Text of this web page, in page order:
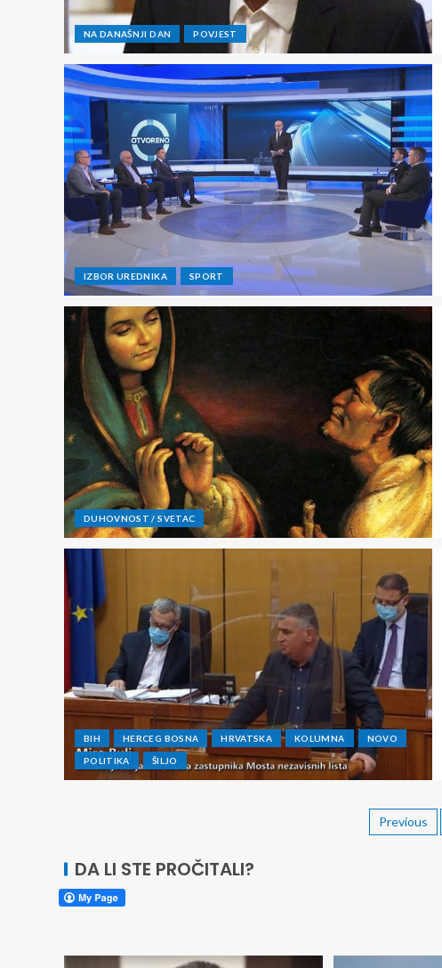
NA DANAŠNJI DAN POVJEST
IZBOR UREDNIKA SPORT
DUHOVNOST / SVETAC
BIH HERCEG BOSNA HRVATSKA KOLUMNA NOVO
POLITIKA ŠILJO
Previous
DA LI STE PROČITALI?